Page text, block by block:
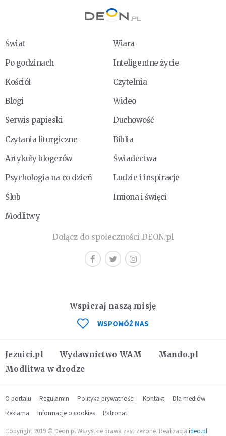
Świat
Wiara
Po godzinach
Inteligentne życie
Kościół
Czytelnia
Blogi
Wideo
Serwis papieski
Duchowość
Czytania liturgiczne
Biblia
Artykuły blogerów
Świadectwa
Psychologia na co dzień
Ludzie i inspiracje
Ślub
Imiona i święci
Modlitwy
Dołącz do społeczności DEON.pl
Jezuici.pl Wydawnictwo WAM
Mando.pl
Modlitwa w drodze
Wspieraj naszą misję
WSPOMÓŻ NAS
O portalu Regulamin Polityka prywatności Kontakt
Dla mediów
Reklama
Informacje o cookies Patronat
Copyright 2019 © Deon.pl Wszystkie prawa zastrzeżone. Realizacja ideo.pl